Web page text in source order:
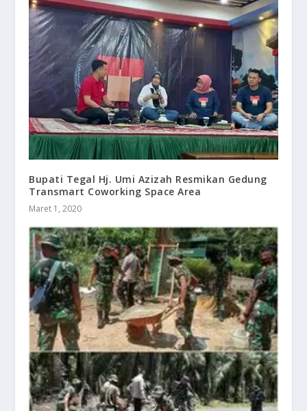
Bupati Tegal Hj. Umi Azizah Resmikan Gedung
Transmart Coworking Space Area
Maret 1, 2020